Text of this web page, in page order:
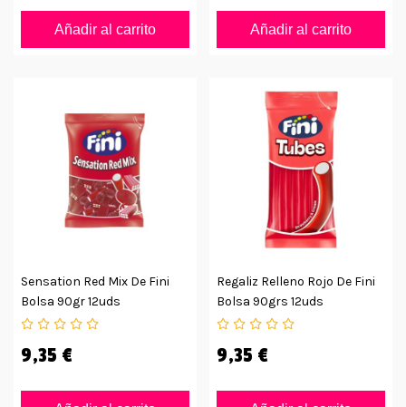
Añadir al carrito Añadir al carrito
Sensation Red Mix De Fini
Bolsa 90gr 12uds
9,35 €
Regaliz Relleno Rojo De Fini
Bolsa 90grs 12uds
9,35 €